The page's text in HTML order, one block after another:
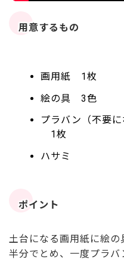
用意するもの
画用紙 1枚
絵の具 3色
プラバン（不要に
1枚
ハサミ
ポイント
土台になる画用紙に絵
半分でとめ、一度プラバ